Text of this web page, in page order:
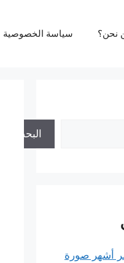
نحن؟ سياسة الخصوصية
البحث
أشهر صورة